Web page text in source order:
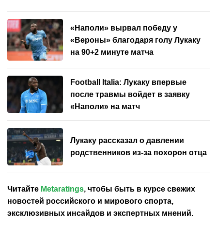
«Наполи» вырвал победу у
«Вероны» благодаря голу Лукаку
на 90+2 минуте матча
Football Italia: Лукаку впервые
после травмы войдет в заявку
«Наполи» на матч
Лукаку рассказал о давлении
родственников из-за похорон отца
Читайте Metaratings, чтобы быть в курсе свежих
новостей российского и мирового спорта,
эксклюзивных инсайдов и экспертных мнений.